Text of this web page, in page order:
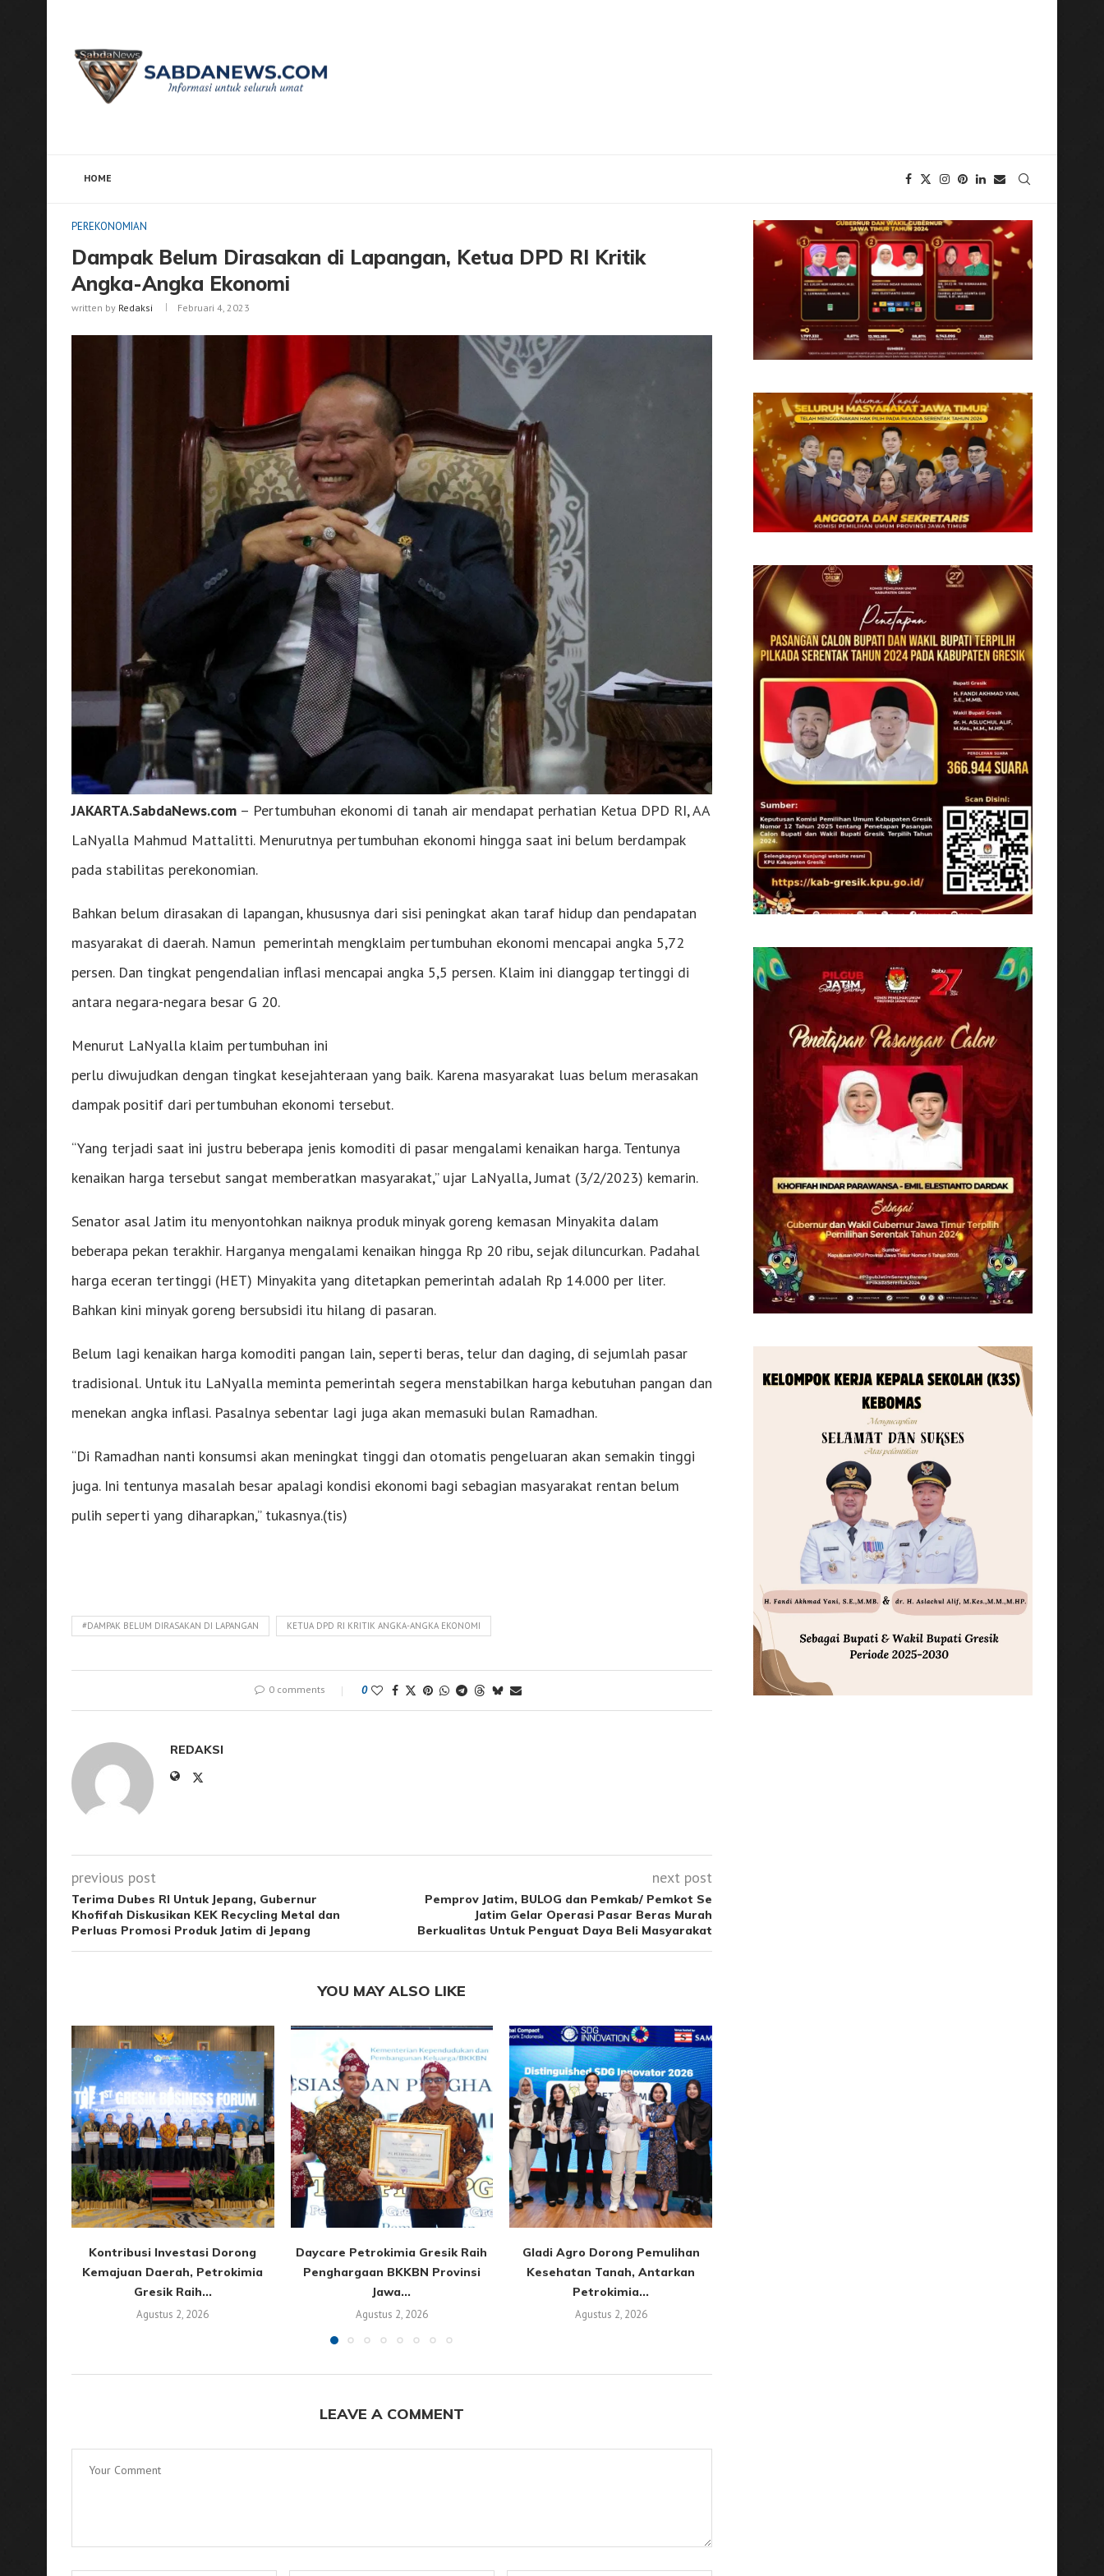
HOME
PEREKONOMIAN
Dampak Belum Dirasakan di Lapangan, Ketua DPD RI Kritik
Angka-Angka Ekonomi
written by Redaksi Februari 4, 2023
JAKARTA.SabdaNews.com – Pertumbuhan ekonomi di tanah air mendapat perhatian Ketua DPD RI, AA
LaNyalla Mahmud Mattalitti. Menurutnya pertumbuhan ekonomi hingga saat ini belum berdampak
pada stabilitas perekonomian.
Bahkan belum dirasakan di lapangan, khususnya dari sisi peningkat akan taraf hidup dan pendapatan
masyarakat di daerah. Namun pemerintah mengklaim pertumbuhan ekonomi mencapai angka 5,72
persen. Dan tingkat pengendalian inflasi mencapai angka 5,5 persen. Klaim ini dianggap tertinggi di
antara negara-negara besar G 20.
Menurut LaNyalla klaim pertumbuhan ini
perlu diwujudkan dengan tingkat kesejahteraan yang baik. Karena masyarakat luas belum merasakan
dampak positif dari pertumbuhan ekonomi tersebut.
“Yang terjadi saat ini justru beberapa jenis komoditi di pasar mengalami kenaikan harga. Tentunya
kenaikan harga tersebut sangat memberatkan masyarakat,” ujar LaNyalla, Jumat (3/2/2023) kemarin.
Senator asal Jatim itu menyontohkan naiknya produk minyak goreng kemasan Minyakita dalam
beberapa pekan terakhir. Harganya mengalami kenaikan hingga Rp 20 ribu, sejak diluncurkan. Padahal
harga eceran tertinggi (HET) Minyakita yang ditetapkan pemerintah adalah Rp 14.000 per liter.
Bahkan kini minyak goreng bersubsidi itu hilang di pasaran.
Belum lagi kenaikan harga komoditi pangan lain, seperti beras, telur dan daging, di sejumlah pasar
tradisional. Untuk itu LaNyalla meminta pemerintah segera menstabilkan harga kebutuhan pangan dan
menekan angka inflasi. Pasalnya sebentar lagi juga akan memasuki bulan Ramadhan.
“Di Ramadhan nanti konsumsi akan meningkat tinggi dan otomatis pengeluaran akan semakin tinggi
juga. Ini tentunya masalah besar apalagi kondisi ekonomi bagi sebagian masyarakat rentan belum
pulih seperti yang diharapkan,” tukasnya.(tis)
#DAMPAK BELUM DIRASAKAN DI LAPANGAN KETUA DPD RI KRITIK ANGKA-ANGKA EKONOMI
0 comments 0
REDAKSI
previous post
Terima Dubes RI Untuk Jepang, Gubernur
Khofifah Diskusikan KEK Recycling Metal dan
Perluas Promosi Produk Jatim di Jepang
next post
Pemprov Jatim, BULOG dan Pemkab/ Pemkot Se
Jatim Gelar Operasi Pasar Beras Murah
Berkualitas Untuk Penguat Daya Beli Masyarakat
YOU MAY ALSO LIKE
Kontribusi Investasi Dorong
Kemajuan Daerah, Petrokimia
Gresik Raih...
Agustus 2, 2026
Daycare Petrokimia Gresik Raih
Penghargaan BKKBN Provinsi
Jawa...
Agustus 2, 2026
Gladi Agro Dorong Pemulihan
Kesehatan Tanah, Antarkan
Petrokimia...
Agustus 2, 2026
LEAVE A COMMENT